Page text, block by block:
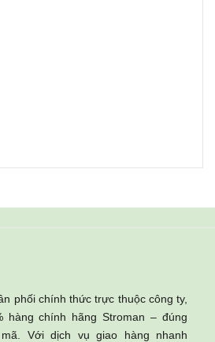
phối chính thức trực thuộc công ty,
hàng chính hãng Stroman – đúng
Với dịch vụ giao hàng nhanh